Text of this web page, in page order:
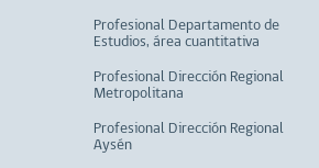
Profesional Departamento de
Estudios, área cuantitativa
Profesional Dirección Regional
Metropolitana
Profesional Dirección Regional
Aysén